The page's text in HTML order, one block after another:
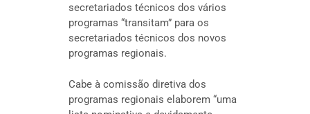
secretariados técnicos dos vários
programas “transitam” para os
secretariados técnicos dos novos
programas regionais.
Cabe à comissão diretiva dos
programas regionais elaborem “uma